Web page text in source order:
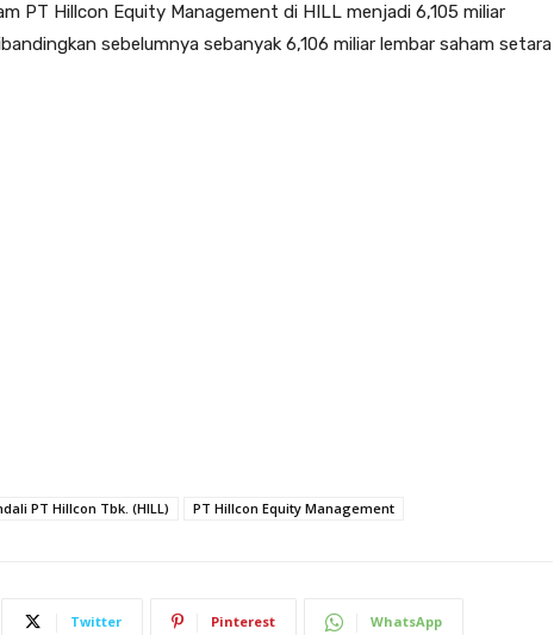
PT Hillcon Equity Management di HILL menjadi 6,105 miliar
sebelumnya sebanyak 6,106 miliar lembar saham setara
PT Hillcon Tbk. (HILL) PT Hillcon Equity Management
Twitter Pinterest WhatsApp